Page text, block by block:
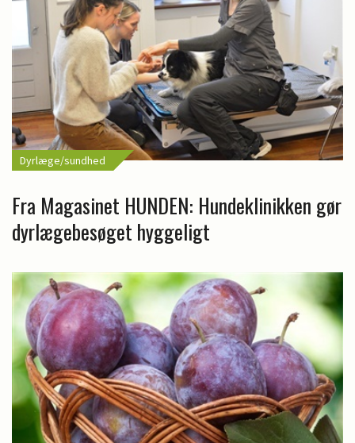
Dyrlæge/sundhed
Fra Magasinet HUNDEN: Hundeklinikken gør
dyrlægebesøget hyggeligt